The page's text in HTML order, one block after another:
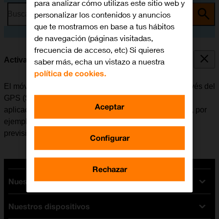
Busca por problema o tema
Activar o desactivar el GPS
El móvil puede determinar la posición geográfica a través del
GPS (Sistema de Posicionamiento Global). Varias
aplicaciones del móvil utilizan los datos de la posición, por
ejemplo, la navegación, la función de búsqueda o la
previsión del tiempo.
Nuestras tarifas
Tarifas Orange
Nuestros dispositivos
para analizar cómo utilizas este sitio web y
personalizar los contenidos y anuncios
que te mostramos en base a tus hábitos
de navegación (páginas visitadas,
frecuencia de acceso, etc) Si quieres
saber más, echa un vistazo a nuestra
política de cookies.
Configurar
Rechazar
Aceptar